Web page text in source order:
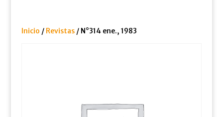
Inicio / Revistas/ N°314 ene., 1983